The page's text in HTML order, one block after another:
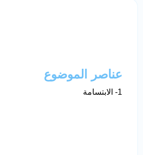
عناصر الموضوع
1- الابتسامة